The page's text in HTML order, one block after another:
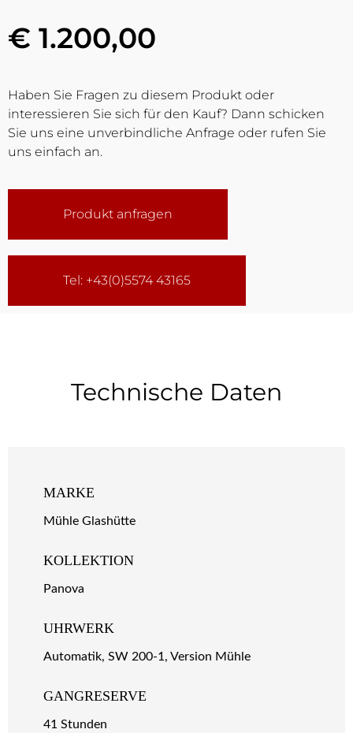
€ 1.200,00
Haben Sie Fragen zu diesem Produkt oder
interessieren Sie sich für den Kauf? Dann schicken
Sie uns eine unverbindliche Anfrage oder rufen Sie
uns einfach an.
Produkt anfragen
Tel: +43(0)5574 43165
Technische Daten
MARKE
Mühle Glashütte
KOLLEKTION
Panova
UHRWERK
Automatik, SW 200-1, Version Mühle
GANGRESERVE
41 Stunden